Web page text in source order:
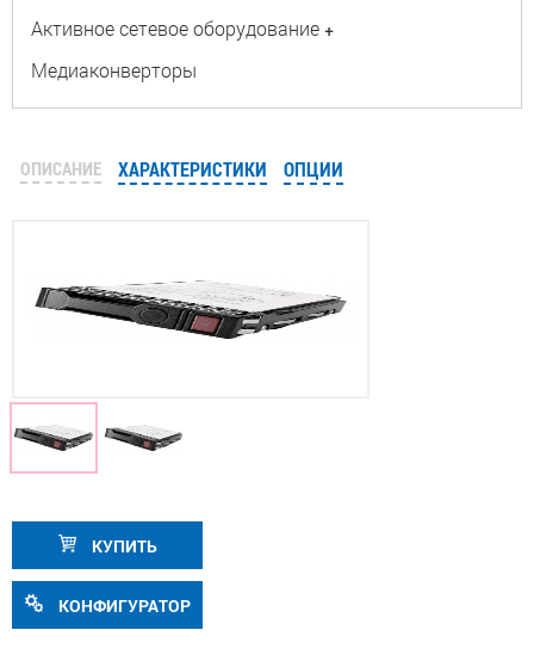
Активное сетевое оборудование +
Медиаконверторы
ОПИСАНИЕ ХАРАКТЕРИСТИКИ ОПЦИИ
КУПИТЬ
КОНФИГУРАТОР